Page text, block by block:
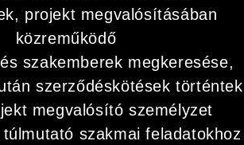
projekt megvalósításában
közreműködő
szakemberek megkeresése,
szerződéskötések történtek
megvalósító személyzet
szakmai feladatokhoz